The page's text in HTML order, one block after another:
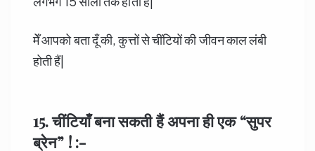
मेँ आपको बता दूँ की, कुत्तों से चींटियों की जीवन काल लंबी
होती हैं|
15. चींटियाँ बना सकती हैं अपना ही एक “सुपर
ब्रेन” ! :-